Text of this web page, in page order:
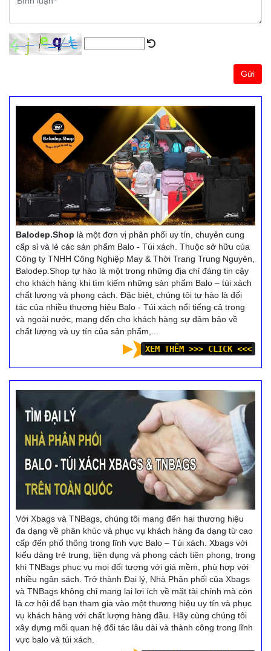
Gửi
Balodep.Shop là một đơn vị phân phối uy tín, chuyên cung
cấp sỉ và lẻ các sản phẩm Balo - Túi xách. Thuộc sở hữu của
Công ty TNHH Công Nghiệp May & Thời Trang Trung Nguyên,
Balodep.Shop tự hào là một trong những địa chỉ đáng tin cậy
cho khách hàng khi tìm kiếm những sản phẩm Balo – túi xách
chất lượng và phong cách. Đặc biệt, chúng tôi tự hào là đối
tác của nhiều thương hiệu Balo - Túi xách nổi tiếng cả trong
và ngoài nước, mang đến cho khách hàng sự đảm bảo về
chất lượng và uy tín của sản phẩm,...
XEM THÊM >>> CLICK <<<
Với Xbags và TNBags, chúng tôi mang đến hai thương hiệu
đa dạng về phân khúc và phục vụ khách hàng đa dạng từ cao
cấp đến phổ thông trong lĩnh vực Balo – Túi xách. Xbags với
kiểu dáng trẻ trung, tiện dụng và phong cách tiên phong, trong
khi TNBags phục vụ mọi đối tượng với giá mềm, phù hợp với
nhiều ngân sách. Trở thành Đại lý, Nhà Phân phối của Xbags
và TNBags không chỉ mang lại lợi ích về mặt tài chính mà còn
là cơ hội để bạn tham gia vào một thương hiệu uy tín và phục
vụ khách hàng với chất lượng hàng đầu. Hãy cùng chúng tôi
xây dựng mối quan hệ đối tác lâu dài và thành công trong lĩnh
vực balo và túi xách.